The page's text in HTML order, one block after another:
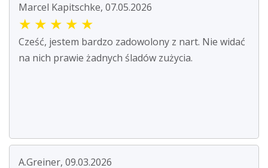
Marcel Kapitschke, 07.05.2026
★ ★ ★ ★ ★
Cześć, jestem bardzo zadowolony z nart. Nie widać
na nich prawie żadnych śladów zużycia.
A.Greiner, 09.03.2026